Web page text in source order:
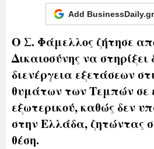
Add
Ο Σ. Φάμελλος ζήτησε
Δικαιοσύνης να στηρίξει
διενέργεια εξετάσεων
θυμάτων των Τεμπών σε
εξωτερικού, καθώς δεν
στην Ελλάδα, ζητώντας
θέση.